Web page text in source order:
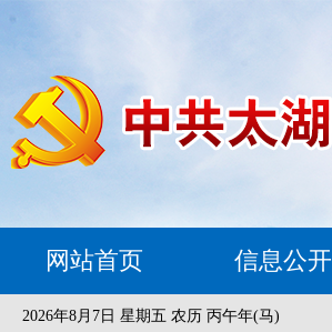
网站首页 信息公开
2026年8月7日 星期五 农历 丙午年(马)